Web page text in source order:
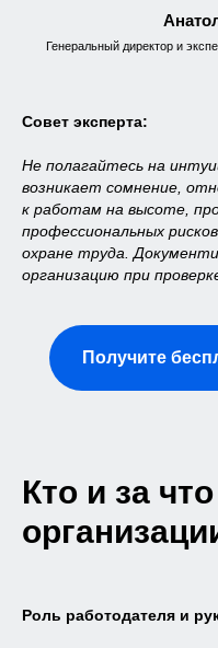
Генеральный директор и
Совет эксперта:
Не полагайтесь на
возникает сомнение,
к работам на высоте,
профессиональных
охране труда.
организацию при
Получите
Кто и за
Роль работодателя и